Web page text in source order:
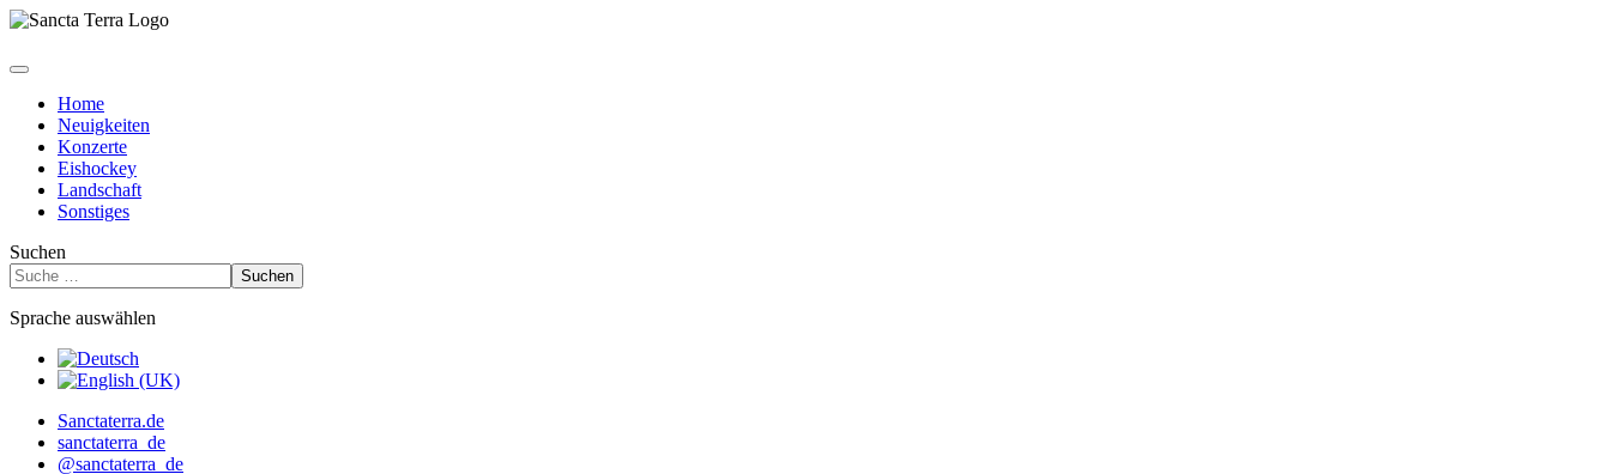
Home
Neuigkeiten
Konzerte
Eishockey
Landschaft
Sonstiges
Suchen
Suchen
Sprache auswählen
Sanctaterra.de
sanctaterra_de
@sanctaterra_de